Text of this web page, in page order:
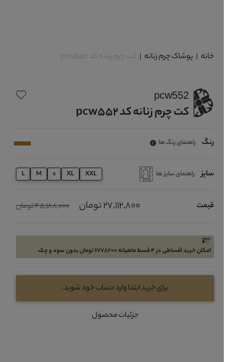
خانه | پوشاک چرم زنانه| کت چرم زنانه کد pcw552
pcw552
کت چرم زنانه کد pcw552
رنگ راهنمای رنگ ها
سایز راهنمای سایز ها XL XXL
قیمت 27,112,800 تومان 45,188,000 تومان
امکان خرید اقساطی در 4 قسط ماهیانه 6778200 تومان بدون سود و چک
برای خرید ابتدا وارد حساب خود شوید.
جزئیات محصول